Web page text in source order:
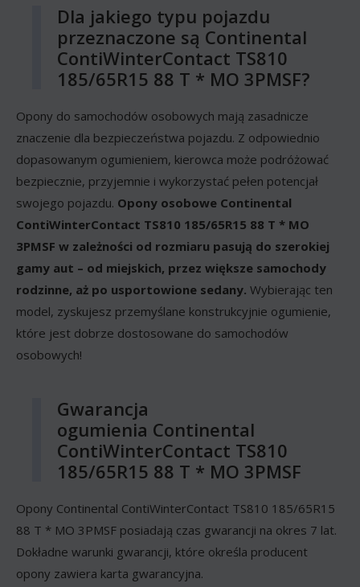
Dla jakiego typu pojazdu
przeznaczone są Continental
ContiWinterContact TS810
185/65R15 88 T * MO 3PMSF?
Opony do samochodów osobowych mają zasadnicze
znaczenie dla bezpieczeństwa pojazdu. Z odpowiednio
dopasowanym ogumieniem, kierowca może podróżować
bezpiecznie, przyjemnie i wykorzystać pełen potencjał
swojego pojazdu. Opony osobowe Continental
ContiWinterContact TS810 185/65R15 88 T * MO
3PMSF w zależności od rozmiaru pasują do szerokiej
gamy aut – od miejskich, przez większe samochody
rodzinne, aż po usportowione sedany. Wybierając ten
model, zyskujesz przemyślane konstrukcyjnie ogumienie,
które jest dobrze dostosowane do samochodów
osobowych!
Gwarancja
ogumienia Continental
ContiWinterContact TS810
185/65R15 88 T * MO 3PMSF
Opony Continental ContiWinterContact TS810 185/65R15
88 T * MO 3PMSF posiadają czas gwarancji na okres 7 lat.
Dokładne warunki gwarancji, które określa producent
opony zawiera karta gwarancyjna.